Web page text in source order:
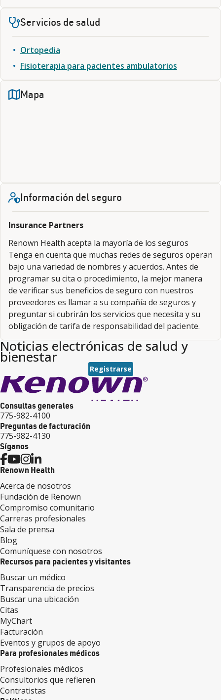
Servicios de salud
Ortopedia
Fisioterapia para pacientes ambulatorios
Mapa
Información del seguro
Insurance Partners
Renown Health acepta la mayoría de los seguros
Tenga en cuenta que muchas redes de seguros operan
bajo una variedad de nombres y acuerdos. Antes de
programar su cita o procedimiento, la mejor manera
de verificar sus beneficios de seguro con nuestros
proveedores es llamar a su compañía de seguros y
preguntar si cubrirán los servicios que necesita y su
obligación de tarifa de responsabilidad del paciente.
Noticias electrónicas de salud y
bienestar
Registrarse
Consultas generales
775-982-4100
Preguntas de facturación
775-982-4130
Síganos
Renown Health
Acerca de nosotros
Fundación de Renown
Compromiso comunitario
Carreras profesionales
Sala de prensa
Blog
Comuníquese con nosotros
Recursos para pacientes y visitantes
Buscar un médico
Transparencia de precios
Buscar una ubicación
Citas
MyChart
Facturación
Eventos y grupos de apoyo
Para profesionales médicos
Profesionales médicos
Consultorios que refieren
Contratistas